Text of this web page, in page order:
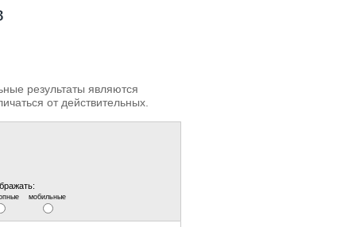
результаты являются
от действительных.
мобильные